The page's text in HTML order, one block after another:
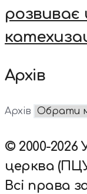
Архів
Архів
© 2000-2026
церква
Всі права